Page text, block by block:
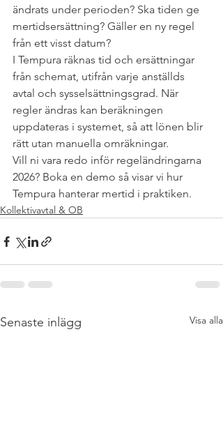
ändrats under perioden? Ska tiden ge
mertidsersättning? Gäller en ny regel
från ett visst datum?
I Tempura räknas tid och ersättningar
från schemat, utifrån varje anställds
avtal och sysselsättningsgrad. När
regler ändras kan beräkningen
uppdateras i systemet, så att lönen blir
rätt utan manuella omräkningar.
Vill ni vara redo inför regeländringarna
2026? Boka en demo så visar vi hur
Tempura hanterar mertid i praktiken.
Kollektivavtal & OB
Senaste inlägg Visa alla